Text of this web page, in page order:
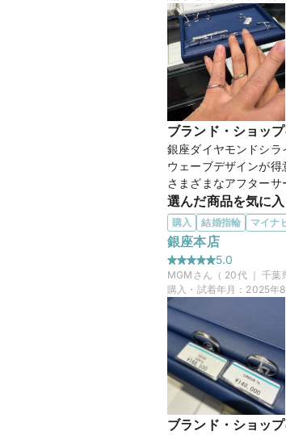
商品名 エ
価格帯 30
マイナビ限定 来店特
この店舗のおす
条件クリアで最大
ブランド・ショッ
銀座ダイヤモンドシラ
ウェーブデザインが
さまざまなアフターサ
選んだ商品を気に
もともとウェーブデザ
さ、全体的にシンプル
この店舗の良かった
銀座ダイヤモンドシ
ネットでいくつか好き
がりました。また、エ
かったです。接客が親
スも充実しているの
商品名
購入 結婚指輪 マイナ
銀座本店
5.0
MGM さん（ 20代 ｜千葉
購入・試着年月： 2025年8
ブランド・ショッ